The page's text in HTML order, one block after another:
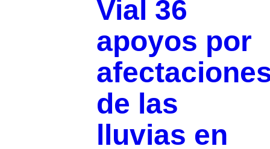
Vial 36
apoyos por
de las
lluvias en